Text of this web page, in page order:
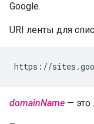
Google.
URI ленты для
https://
domainName — это